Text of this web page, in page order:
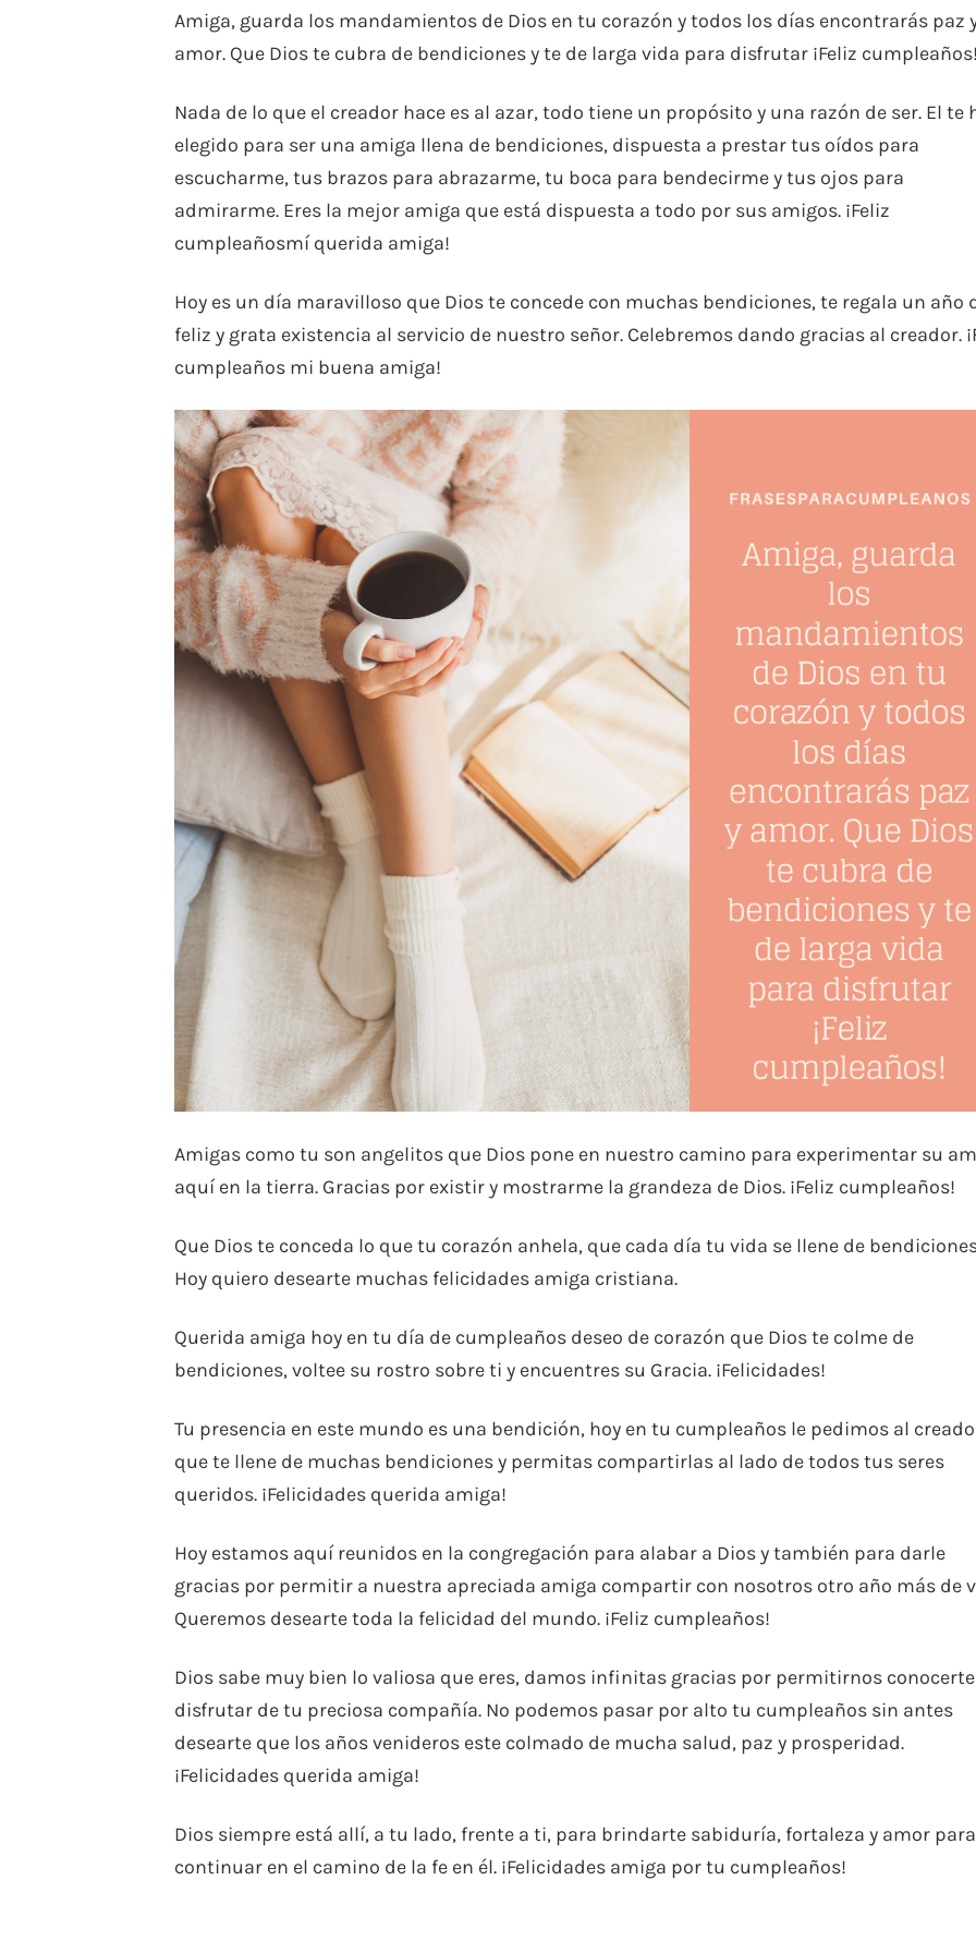
Amiga, guarda los mandamientos de Dios en tu corazón y todos los días encontrarás paz
amor. Que Dios te cubra de bendiciones y te de larga vida para disfrutar ¡Feliz cumpleaños!
Nada de lo que el creador hace es al azar, todo tiene un propósito y una razón de ser. El te
elegido para ser una amiga llena de bendiciones, dispuesta a prestar tus oídos para
escucharme, tus brazos para abrazarme, tu boca para bendecirme y tus ojos para
admirarme. Eres la mejor amiga que está dispuesta a todo por sus amigos. ¡Feliz
cumpleañosmí querida amiga!
Hoy es un día maravilloso que Dios te concede con muchas bendiciones, te regala un año
feliz y grata existencia al servicio de nuestro señor. Celebremos dando gracias al creador.
cumpleaños mi buena amiga!
Amigas como tu son angelitos que Dios pone en nuestro camino para experimentar su
aquí en la tierra. Gracias por existir y mostrarme la grandeza de Dios. ¡Feliz cumpleaños!
Que Dios te conceda lo que tu corazón anhela, que cada día tu vida se llene de
Hoy quiero desearte muchas felicidades amiga cristiana.
Querida amiga hoy en tu día de cumpleaños deseo de corazón que Dios te colme de
bendiciones, voltee su rostro sobre ti y encuentres su Gracia. ¡Felicidades!
Tu presencia en este mundo es una bendición, hoy en tu cumpleaños le pedimos al
que te llene de muchas bendiciones y permitas compartirlas al lado de todos tus seres
queridos. ¡Felicidades querida amiga!
Hoy estamos aquí reunidos en la congregación para alabar a Dios y también para darle
gracias por permitir a nuestra apreciada amiga compartir con nosotros otro año más de
Queremos desearte toda la felicidad del mundo. ¡Feliz cumpleaños!
Dios sabe muy bien lo valiosa que eres, damos infinitas gracias por permitirnos
disfrutar de tu preciosa compañía. No podemos pasar por alto tu cumpleaños sin antes
desearte que los años venideros este colmado de mucha salud, paz y prosperidad.
¡Felicidades querida amiga!
Dios siempre está allí, a tu lado, frente a ti, para brindarte sabiduría, fortaleza y amor para
continuar en el camino de la fe en él. ¡Felicidades amiga por tu cumpleaños!